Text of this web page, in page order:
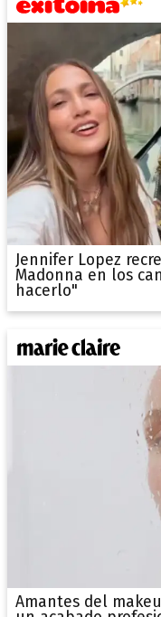
Jennifer Lopez
Madonna en los
hacerlo"
Amantes del